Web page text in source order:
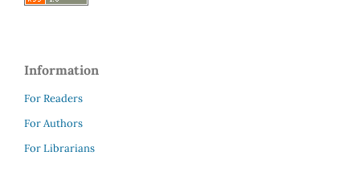
Information
For Readers
For Authors
For Librarians